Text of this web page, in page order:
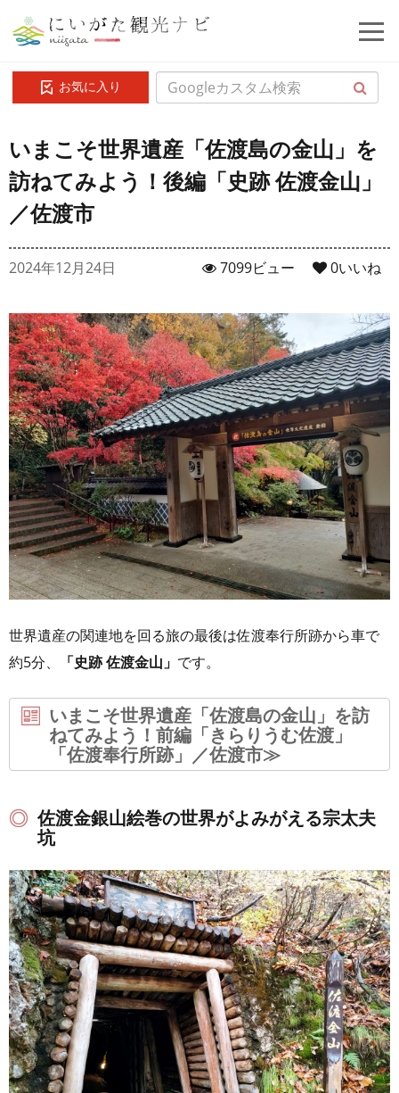
お気に入り
いまこそ世界遺産「佐渡島の金山」を
訪ねてみよう！後編「史跡 佐渡金山」
／佐渡市
2024年12月24日 0いいね
7099ビュー
世界遺産の関連地を回る旅の最後は佐渡奉行所跡から車で
約5分、
「史跡 佐渡金山」 です。
いまこそ世界遺産「佐渡島の金山」を訪
ねてみよう！前編「きらりうむ佐渡」
「佐渡奉行所跡」／佐渡市≫
佐渡金銀山絵巻の世界がよみがえる宗太夫
坑